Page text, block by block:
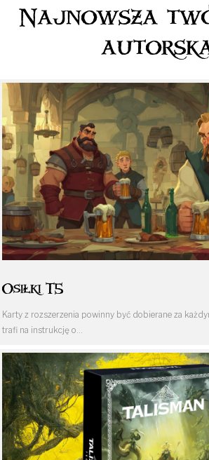
Najnowsza
Osiłki T5
Karty z rozszerzenia powinny być dobierane za
trafi na instrukcję o…